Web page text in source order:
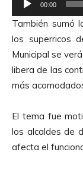
e
p
r
o
d
u
t
o
r
00:00
También sumó
los superricos
Municipal se
libera de las
más
El tema fue
los alcaldes de
afecta el